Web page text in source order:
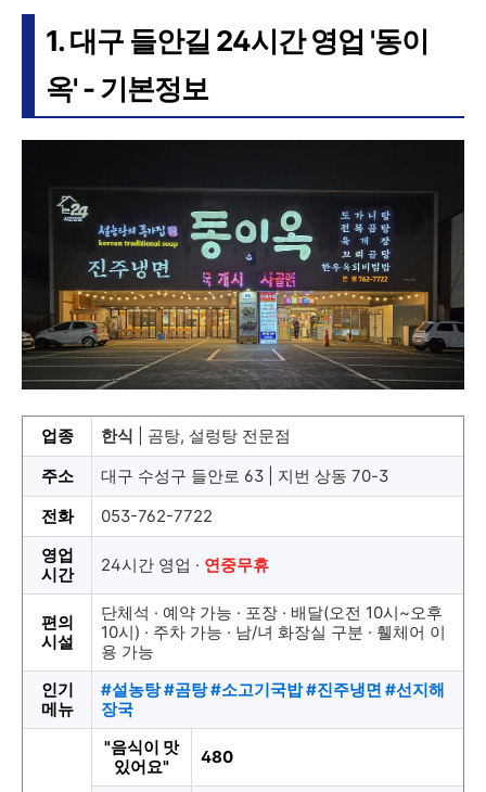
1. 대구 들안길 24시간 영업 '동이
옥' - 기본정보
업종 한식 | 곰탕, 설렁탕 전문점
주소
대구 수성구 들안로 63 | 지번 상동 70-3
전화
053-762-7722
영업
시간
24시간 영업 · 연중무휴
편의
시설
단체석 · 예약 가능 · 포장 · 배달(오전 10시~오후
10시) · 주차 가능 · 남/녀 화장실 구분 · 휄체어 이
용 가능
인기
메뉴
#설농탕 #곰탕 #소고기국밥 #진주냉면 #선지해
장국
"음식이 맛
있어요"
480